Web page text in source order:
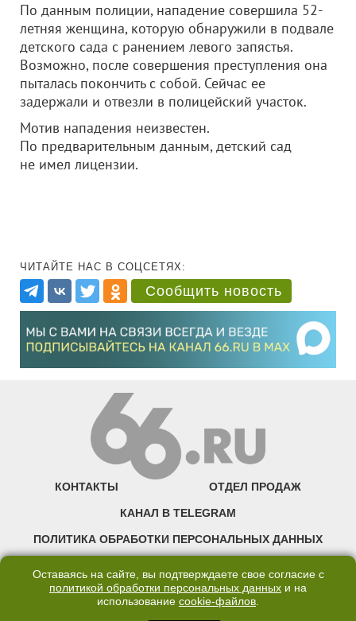
По данным полиции, нападение совершила 52-
летняя женщина, которую обнаружили в подвале
детского сада с ранением левого запястья.
Возможно, после совершения преступления она
пыталась покончить с собой. Сейчас ее
задержали и отвезли в полицейский участок.
Мотив нападения неизвестен.
По предварительным данным, детский сад
не имел лицензии.
ЧИТАЙТЕ НАС В СОЦСЕТЯХ:
Сообщить новость
КОНТАКТЫ ОТДЕЛ ПРОДАЖ
КАНАЛ В TELEGRAM
ПОЛИТИКА ОБРАБОТКИ ПЕРСОНАЛЬНЫХ ДАННЫХ
©2007—2025 66.RU. Воспроизведение, сообщение, доведение до всеобщего
Оставаясь на сайте, вы подтверждаете свое согласие с
политикой обработки персональных данных и на
использование cookie-файлов.